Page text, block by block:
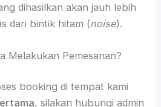
dihasilkan akan jauh lebih
dari bintik hitam (noise).
Melakukan Pemesanan?
booking di tempat kami
, silakan hubungi admin